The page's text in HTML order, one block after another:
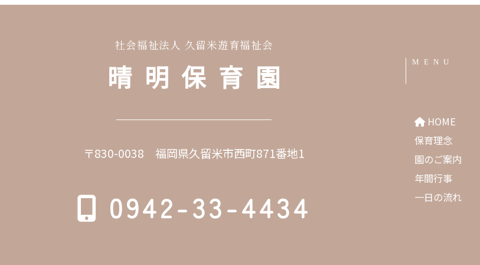
社会福祉法人 久留米遊育福祉会
晴明保育園
〒830-0038 福岡県久留米市西町871番地1
0942-33-4434
MENU
HOME
保育理念
園のご案内
年間行事
一日の流れ